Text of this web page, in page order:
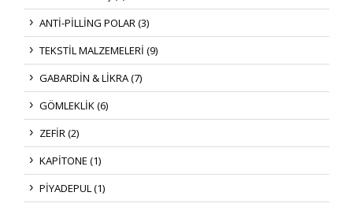
ANTİ-PİLLİNG POLAR (3)
TEKSTİL MALZEMELERİ (9)
GABARDİN & LİKRA (7)
GÖMLEKLİK (6)
ZEFİR (2)
KAPİTONE (1)
PİYADEPUL (1)